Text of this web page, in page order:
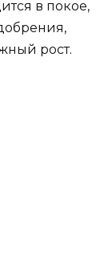
в покое,
рост.